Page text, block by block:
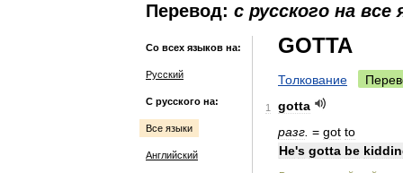
Перевод: с русского на все
Со всех языков на:
Русский
С русского на:
Все языки
Английский
GOTTA
Толкование
1
gotta
разг = got to
He's gotta be